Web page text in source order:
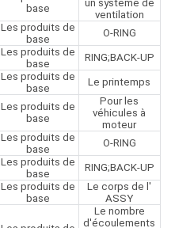
base
un système de
ventilation
Les produits de
base
O-RING
Les produits de
base
RING;BACK-UP
Les produits de
base
Le printemps
Les produits de
base
Pour les
véhicules à
moteur
Les produits de
base
O-RING
Les produits de
base
RING;BACK-UP
Les produits de
base
Le corps de l'
ASSY
Le nombre
d'écoulements